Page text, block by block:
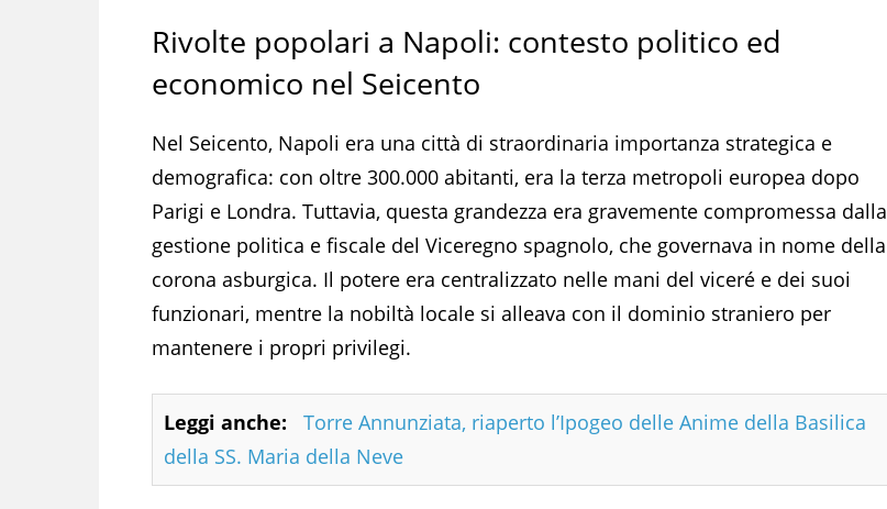
Rivolte popolari a Napoli: contesto politico ed
economico nel Seicento
Nel Seicento, Napoli era una città di straordinaria importanza strategica e
demografica: con oltre 300.000 abitanti, era la terza metropoli europea dopo
Parigi e Londra. Tuttavia, questa grandezza era gravemente compromessa dalla
gestione politica e fiscale del Viceregno spagnolo, che governava in nome della
corona asburgica. Il potere era centralizzato nelle mani del viceré e dei suoi
funzionari, mentre la nobiltà locale si alleava con il dominio straniero per
mantenere i propri privilegi.
Leggi anche:
Torre Annunziata, riaperto l’Ipogeo delle Anime della Basilica
della SS. Maria della Neve